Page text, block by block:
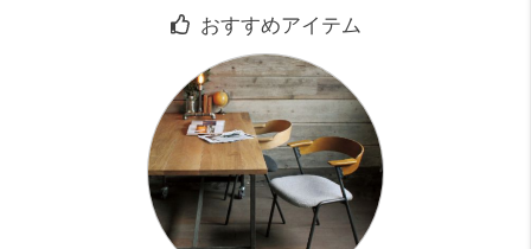
物件までの入口が秘密の通り道のようでちょっとワクワク
この時点で門構えがかっこよすぎる！！
ロビーや共有廊下は
ホテルの様なデザインで高級感が凄いです。
お部屋の雰囲気もブルックリン風の個性的なテイストに！！
おすすめアイテム